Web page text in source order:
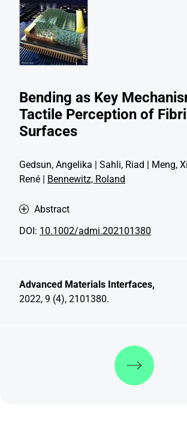
Bending as Key
Tactile Perception of
Surfaces
Gedsun, Angelika | Sahli, Riad | Meng,
René |
Bennewitz, Roland
Abstract
DOI: 10.1002/admi.202101380
Advanced Materials Interfaces,
2022, 9 (4), 2101380.
Weiterlesen